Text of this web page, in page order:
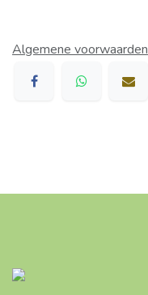
Algemene voorwaarden